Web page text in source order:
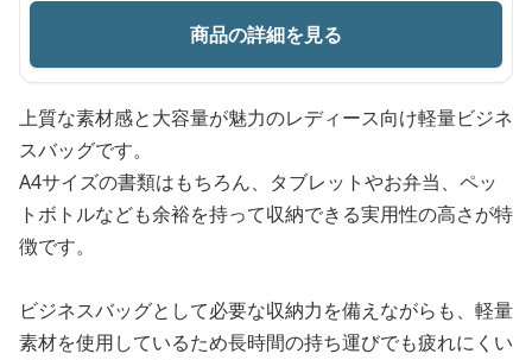
商品の詳細を見る
上質な素材感と大容量が魅力のレディース向け軽量ビジネ
スバッグです。
A4サイズの書類はもちろん、タブレットやお弁当、ペッ
トボトルなども余裕を持って収納できる実用性の高さが特
徴です。
ビジネスバッグとして必要な収納力を備えながらも、軽量
素材を使用しているため長時間の持ち運びでも疲れにくい